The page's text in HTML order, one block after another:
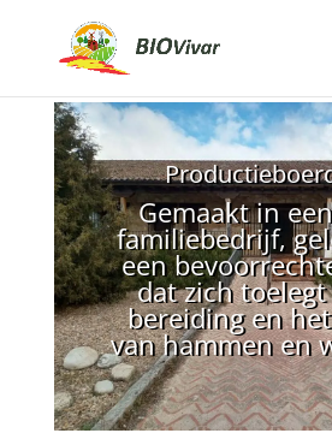
Gemaakt in
familiebedrijf,
een
dat zich
bereiding en
van hammen en